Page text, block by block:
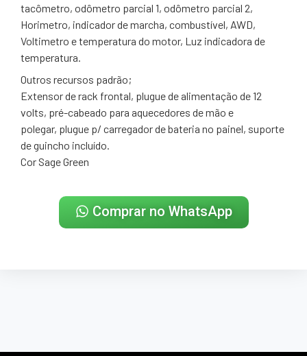
tacômetro, odômetro parcial 1, odômetro parcial 2,
Horimetro, indicador de marcha, combustível, AWD,
Voltimetro e temperatura do motor, Luz indicadora de
temperatura.
Outros recursos padrão;
Extensor de rack frontal, plugue de alimentação de 12
volts, pré-cabeado para aquecedores de mão e
polegar, plugue p/ carregador de bateria no painel, suporte
de guincho incluído.
Cor Sage Green
Comprar no WhatsApp